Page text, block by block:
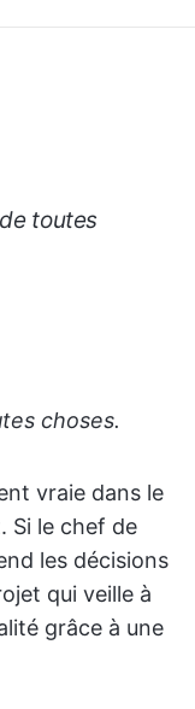
toutes
choses.
vraie dans le
Si le chef de
les décisions
qui veille à
grâce à une